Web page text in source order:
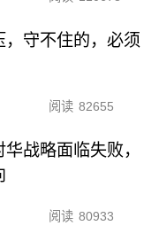
，守不住的，必须
阅读 82655
战略面临失败，
阅读 80933